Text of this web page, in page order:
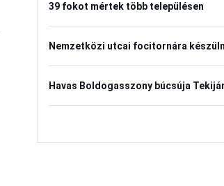
39 fokot mértek több településen
Nemzetközi utcai focitornára
Havas Boldogasszony búcsúja